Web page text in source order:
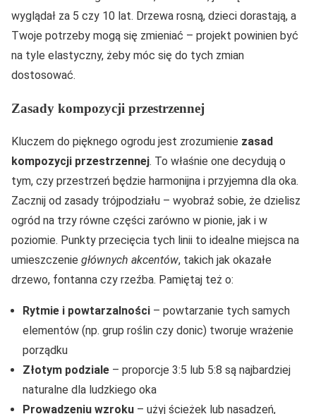
wyglądał za 5 czy 10 lat. Drzewa rosną, dzieci dorastają, a
Twoje potrzeby mogą się zmieniać – projekt powinien być
na tyle elastyczny, żeby móc się do tych zmian
dostosować.
Zasady kompozycji przestrzennej
Kluczem do pięknego ogrodu jest zrozumienie zasad
kompozycji przestrzennej. To właśnie one decydują o
tym, czy przestrzeń będzie harmonijna i przyjemna dla oka.
Zacznij od zasady trójpodziału – wyobraź sobie, że dzielisz
ogród na trzy równe części zarówno w pionie, jak i w
poziomie. Punkty przecięcia tych linii to idealne miejsca na
umieszczenie głównych akcentów, takich jak okazałe
drzewo, fontanna czy rzeźba. Pamiętaj też o:
Rytmie i powtarzalności – powtarzanie tych samych
elementów (np. grup roślin czy donic) tworuje wrażenie
porządku
Złotym podziale – proporcje 3:5 lub 5:8 są najbardziej
naturalne dla ludzkiego oka
Prowadzeniu wzroku – użyj ścieżek lub nasadzeń,